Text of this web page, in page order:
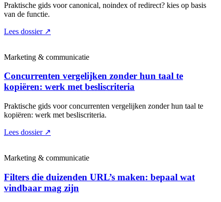
Praktische gids voor canonical, noindex of redirect? kies op basis
van de functie.
Lees dossier ↗
Marketing & communicatie
Concurrenten vergelijken zonder hun taal te
kopiëren: werk met besliscriteria
Praktische gids voor concurrenten vergelijken zonder hun taal te
kopiëren: werk met besliscriteria.
Lees dossier ↗
Marketing & communicatie
Filters die duizenden URL’s maken: bepaal wat
vindbaar mag zijn